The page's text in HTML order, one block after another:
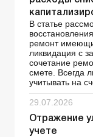
В статье
ремонт
ликвидация с
сочетание
смете. Всегда
учитывать на
29.07.2026
Отражение
учете